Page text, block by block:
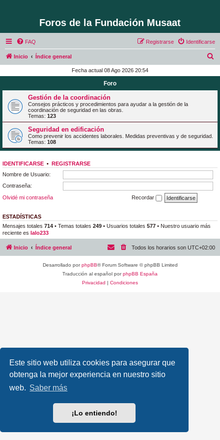
Este sitio web utiliza cookies para asegurar que
obtenga la mejor experiencia en nuestro sitio
web. Saber más
¡Lo entiendo!
Foros de la Fundación Musaat
FAQ Identificarse
Registrarse
Inicio Índice general
c
Fecha actual 08 Ago 2026 20:54
Foro
Gestión de la coordinación
Consejos prácticos y procedimientos para ayudar a la gestión de la
coordinación de seguridad en las obras.
Temas: 123
Seguridad en edificación
Como prevenir los accidentes laborales. Medidas preventivas y de seguridad.
Temas: 108
IDENTIFICARSE • REGISTRARSE
Nombre de Usuario:
Contraseña:
Olvidé mi contraseña
Recordar
ESTADÍSTICAS
Mensajes totales 714 • Temas totales 249 • Usuarios totales 577 • Nuestro usuario más
reciente es lalo233
Inicio Índice general Todos los horarios son UTC+02:00
Desarrollado porphpBB® Forum Software © phpBB Limited
Traducción al español porphpBB España
Privacidad | Condiciones